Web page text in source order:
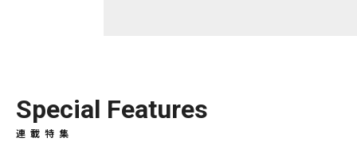
Special Features
連載特集